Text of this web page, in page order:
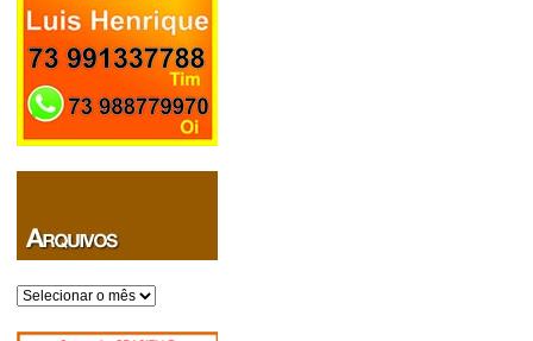
Arquivos